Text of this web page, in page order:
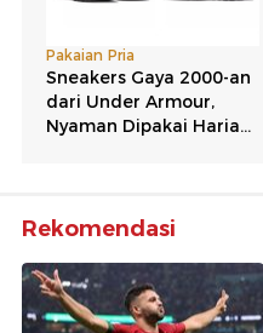
Rekomendasi